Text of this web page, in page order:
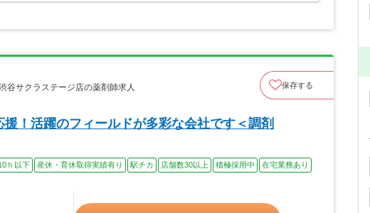
サクラステージ店の薬剤師求人
保存する
援！活躍のフィールドが多彩な会社です＜調剤
ｈ以下 産休・育休取得実績有り 駅チカ 店舗数30以上 積極採用中
在宅業務あり